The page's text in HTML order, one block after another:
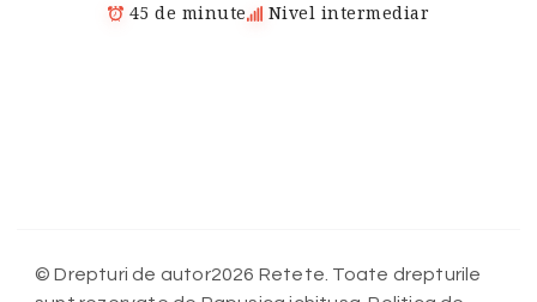
45 de minute Nivel intermediar
© Drepturi de autor2026 Retete. Toate drepturile